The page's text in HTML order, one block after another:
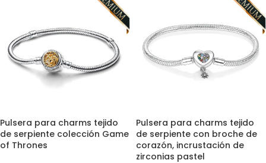
Pulsera para charms tejido
de serpiente colección Game
of Thrones
Pulsera para charms tejido
de serpiente con broche de
corazón, incrustación de
zirconias pastel